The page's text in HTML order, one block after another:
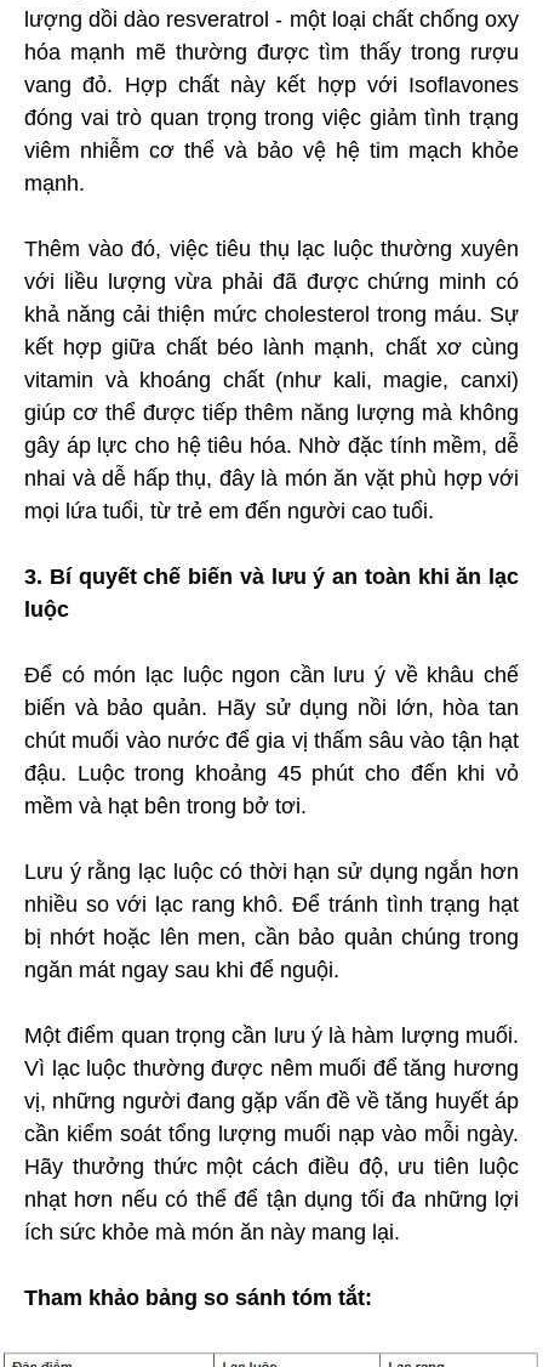
lượng dồi dào resveratrol - một loại chất chống oxy
hóa mạnh mẽ thường được tìm thấy trong rượu
vang đỏ. Hợp chất này kết hợp với Isoflavones
đóng vai trò quan trọng trong việc giảm tình trạng
viêm nhiễm cơ thể và bảo vệ hệ tim mạch khỏe
mạnh.
Thêm vào đó, việc tiêu thụ lạc luộc thường xuyên
với liều lượng vừa phải đã được chứng minh có
khả năng cải thiện mức cholesterol trong máu. Sự
kết hợp giữa chất béo lành mạnh, chất xơ cùng
vitamin và khoáng chất (như kali, magie, canxi)
giúp cơ thể được tiếp thêm năng lượng mà không
gây áp lực cho hệ tiêu hóa. Nhờ đặc tính mềm, dễ
nhai và dễ hấp thụ, đây là món ăn vặt phù hợp với
mọi lứa tuổi, từ trẻ em đến người cao tuổi.
3. Bí quyết chế biến và lưu ý an toàn khi ăn lạc
luộc
Để có món lạc luộc ngon cần lưu ý về khâu chế
biến và bảo quản. Hãy sử dụng nồi lớn, hòa tan
chút muối vào nước để gia vị thấm sâu vào tận hạt
đậu. Luộc trong khoảng 45 phút cho đến khi vỏ
mềm và hạt bên trong bở tơi.
Lưu ý rằng lạc luộc có thời hạn sử dụng ngắn hơn
nhiều so với lạc rang khô. Để tránh tình trạng hạt
bị nhớt hoặc lên men, cần bảo quản chúng trong
ngăn mát ngay sau khi để nguội.
Một điểm quan trọng cần lưu ý là hàm lượng muối.
Vì lạc luộc thường được nêm muối để tăng hương
vị, những người đang gặp vấn đề về tăng huyết áp
cần kiểm soát tổng lượng muối nạp vào mỗi ngày.
Hãy thưởng thức một cách điều độ, ưu tiên luộc
nhạt hơn nếu có thể để tận dụng tối đa những lợi
ích sức khỏe mà món ăn này mang lại.
Tham khảo bảng so sánh tóm tắt: